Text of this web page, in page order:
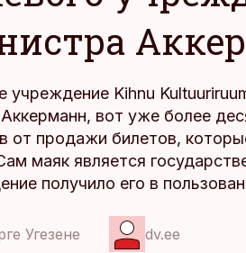
учреждение Kihnu
вот уже более
от продажи билетов,
маяк является
получило его в
Угезене dv.ee